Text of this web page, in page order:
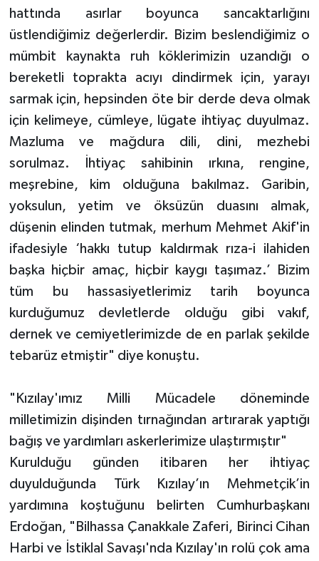
hattında asırlar boyunca sancaktarlığını
üstlendiğimiz değerlerdir. Bizim beslendiğimiz o
mümbit kaynakta ruh köklerimizin uzandığı o
bereketli toprakta acıyı dindirmek için, yarayı
sarmak için, hepsinden öte bir derde deva olmak
için kelimeye, cümleye, lügate ihtiyaç duyulmaz.
Mazluma ve mağdura dili, dini, mezhebi
sorulmaz. İhtiyaç sahibinin ırkına, rengine,
meşrebine, kim olduğuna bakılmaz. Garibin,
yoksulun, yetim ve öksüzün duasını almak,
düşenin elinden tutmak, merhum Mehmet Akif'in
ifadesiyle ‘hakkı tutup kaldırmak rıza-i ilahiden
başka hiçbir amaç, hiçbir kaygı taşımaz.’ Bizim
tüm bu hassasiyetlerimiz tarih boyunca
kurduğumuz devletlerde olduğu gibi vakıf,
dernek ve cemiyetlerimizde de en parlak şekilde
tebarüz etmiştir" diye konuştu.
"Kızılay'ımız Milli Mücadele döneminde
milletimizin dişinden tırnağından artırarak yaptığı
bağış ve yardımları askerlerimize ulaştırmıştır"
Kurulduğu günden itibaren her ihtiyaç
duyulduğunda Türk Kızılay’ın Mehmetçik’in
yardımına koştuğunu belirten Cumhurbaşkanı
Erdoğan, "Bilhassa Çanakkale Zaferi, Birinci Cihan
Harbi ve İstiklal Savaşı'nda Kızılay'ın rolü çok ama